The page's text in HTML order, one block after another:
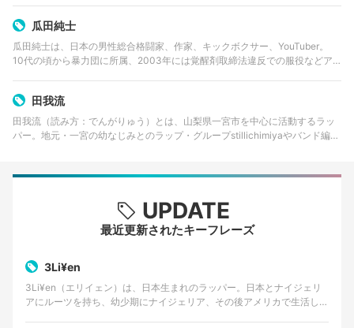
瓜田純士
瓜田純士は、日本の男性総合格闘家、作家、キックボクサー、YouTuber。
10代の頃から暴力団に所属、2003年には覚醒剤取締法違反での服役などア
田我流
田我流（読み方：でんがりゅう）とは、山梨県一宮市を中心に活動するラッ
パー。地元・一宮の幼なじみとのラップ・グループstillichimiyaやバンド編成
UPDATE
最近更新されたキーフレーズ
3Li¥en
3Li¥en（エリイェン）は、日本生まれのラッパー。日本とナイジェリ
アにルーツを持ち、幼少期にナイジェリア、その後アメリカで生活した